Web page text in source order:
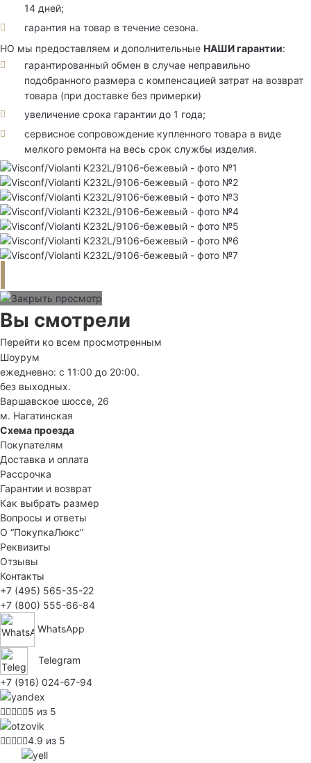
14 дней;
гарантия на товар в течение сезона.
НО мы предоставляем и дополнительные НАШИ гарантии:
гарантированный обмен в случае неправильно
подобранного размера с компенсацией затрат на возврат
товара (при доставке без примерки)
увеличение срока гарантии до 1 года;
сервисное сопровождение купленного товара в виде
мелкого ремонта на весь срок службы изделия.
Вы смотрели
Перейти ко всем просмотренным
Шоурум
ежедневно: с 11:00 до 20:00.
без выходных.
Варшавское шоссе, 26
м. Нагатинская
Схема проезда
Покупателям
Доставка и оплата
Рассрочка
Гарантии и возврат
Как выбрать размер
Вопросы и ответы
О “ПокупкаЛюкс”
Реквизиты
Отзывы
Контакты
+7 (495) 565-35-22
+7 (800) 555-66-84
WhatsApp
Telegram
+7 (916) 024-67-94
5 из 5
4.9 из 5